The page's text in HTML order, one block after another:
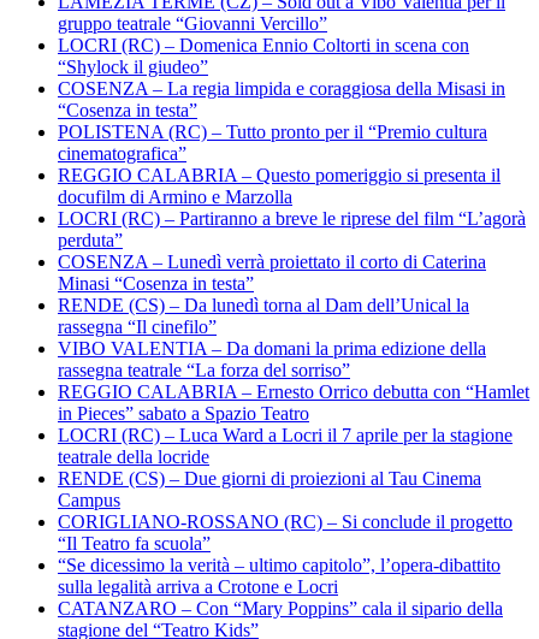
gruppo teatrale “Giovanni Vercillo”
LOCRI (RC) – Domenica Ennio Coltorti in scena con
“Shylock il giudeo”
COSENZA – La regia limpida e coraggiosa della Misasi in
“Cosenza in testa”
POLISTENA (RC) – Tutto pronto per il “Premio cultura
cinematografica”
REGGIO CALABRIA – Questo pomeriggio si presenta il
docufilm di Armino e Marzolla
LOCRI (RC) – Partiranno a breve le riprese del film “L’agorà
perduta”
COSENZA – Lunedì verrà proiettato il corto di Caterina
Minasi “Cosenza in testa”
RENDE (CS) – Da lunedì torna al Dam dell’Unical la
rassegna “Il cinefilo”
VIBO VALENTIA – Da domani la prima edizione della
rassegna teatrale “La forza del sorriso”
REGGIO CALABRIA – Ernesto Orrico debutta con “Hamlet
in Pieces” sabato a Spazio Teatro
LOCRI (RC) – Luca Ward a Locri il 7 aprile per la stagione
teatrale della locride
RENDE (CS) – Due giorni di proiezioni al Tau Cinema
Campus
CORIGLIANO-ROSSANO (RC) – Si conclude il progetto
“Il Teatro fa scuola”
“Se dicessimo la verità – ultimo capitolo”, l’opera-dibattito
sulla legalità arriva a Crotone e Locri
CATANZARO – Con “Mary Poppins” cala il sipario della
stagione del “Teatro Kids”